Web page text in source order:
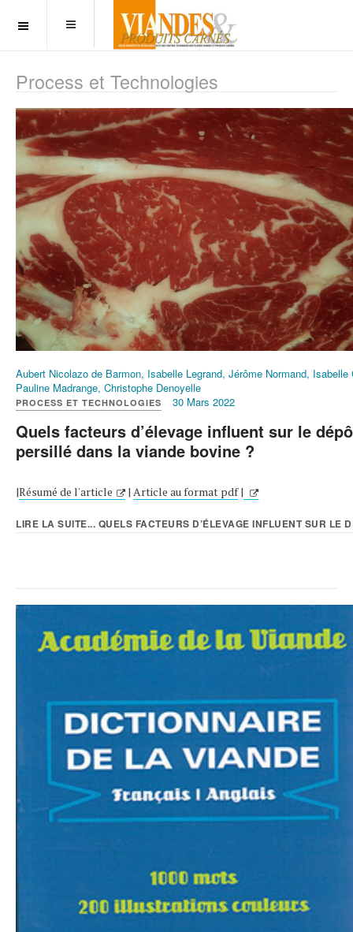
OFF CANVAS
Process et Technologies
Aubert Nicolazo de Barmon, Isabelle Legrand, Jérôme Normand, Isabelle
Pauline Madrange, Christophe Denoyelle
PROCESS ET TECHNOLOGIES 30 Mars 2022
Quels facteurs d’élevage influent sur le
persillé dans la viande bovine ?
|Résumé de l'article | Article au format pdf|
LIRE LA SUITE... QUELS FACTEURS D’ÉLEVAGE INFLUENT SUR LE